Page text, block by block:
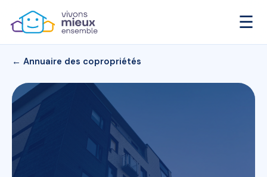
☰
← Annuaire des copropriétés